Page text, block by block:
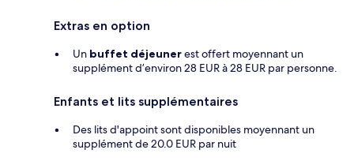
Extras en option
Un buffet déjeunerest offert moyennant un
supplément d’environ 28 EUR à 28 EUR par personne.
Enfants et lits supplémentaires
Des lits d'appoint sont disponibles moyennant un
supplément de 20.0 EUR par nuit